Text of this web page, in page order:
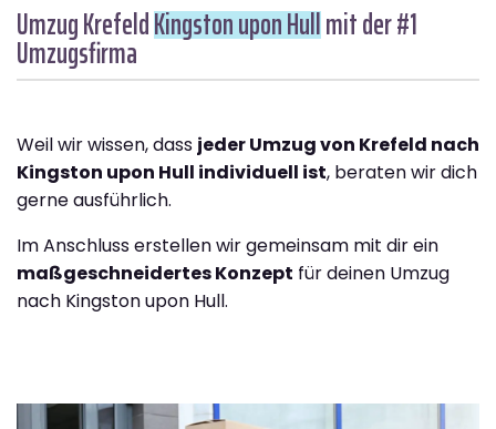
Umzug KrefeldKingston upon Hullmit der #1
Umzugsfirma
Weil wir wissen, dass jeder Umzug von Krefeld nach
Kingston upon Hull individuell ist, beraten wir dich
gerne ausführlich.
Im Anschluss erstellen wir gemeinsam mit dir ein
maßgeschneidertes Konzept für deinen Umzug
nach Kingston upon Hull.